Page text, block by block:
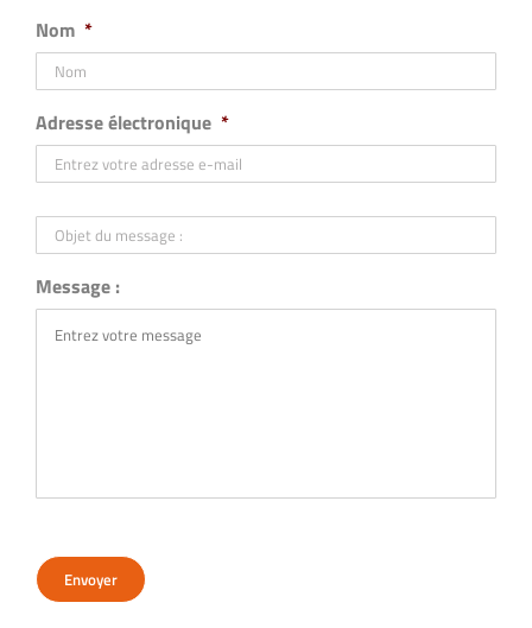
Nom *
Adresse électronique *
Objet
du
message
:Message :
Envoyer